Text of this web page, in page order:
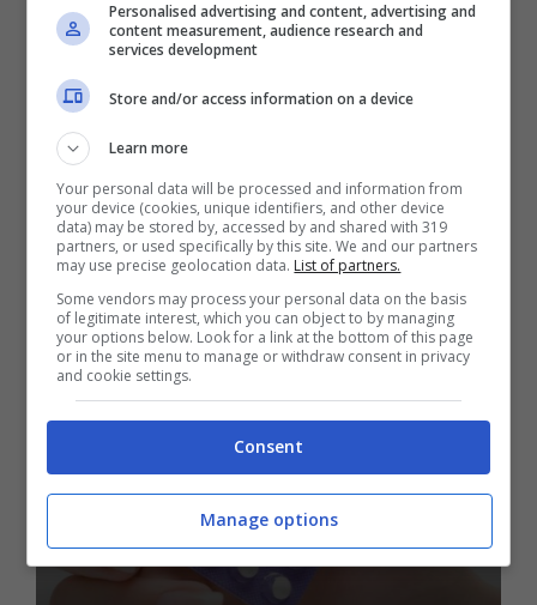
Make Up
Sos Make Up: una base
viso per ogni occasione
8 Febbraio 2014
Personalised advertising and content, advertising and
content measurement, audience research and
services development
Store and/or access information on a device
Learn more
Your personal data will be processed and information from
your device (cookies, unique identifiers, and other device
data) may be stored by, accessed by and shared with 319
partners, or used specifically by this site. We and our partners
may use precise geolocation data. List of partners.
Some vendors may process your personal data on the basis
of legitimate interest, which you can object to by managing
your options below. Look for a link at the bottom of this page
or in the site menu to manage or withdraw consent in privacy
and cookie settings.
Consent
Manage options